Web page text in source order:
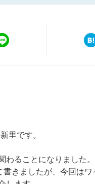
里です。
ることになりました。
きましたが、今回はワ